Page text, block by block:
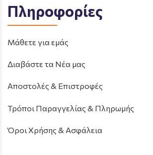
Πληροφορίες
Μάθετε για εμάς
Διαβάστε τα Νέα μας
Αποστολές & Επιστροφές
Τρόποι Παραγγελίας & Πληρωμής
Όροι Χρήσης & Ασφάλεια